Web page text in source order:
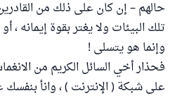
حالهم – إن كان على ذلك من
تلك البيئات ولا يغتر بقوة إيمانه ،
وإنما هو يتسلى !
فحذار أخي السائل الكريم من
على شبكة ( الإنترنت ) ، وانأ